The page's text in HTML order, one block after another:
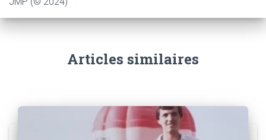
Articles similaires